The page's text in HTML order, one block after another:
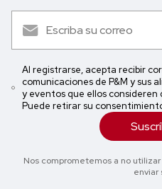
Al registrarse, acepta recibir
comunicaciones de P&M y sus
y eventos que ellos consideren
Puede retirar su
Nos comprometemos a no
enviar